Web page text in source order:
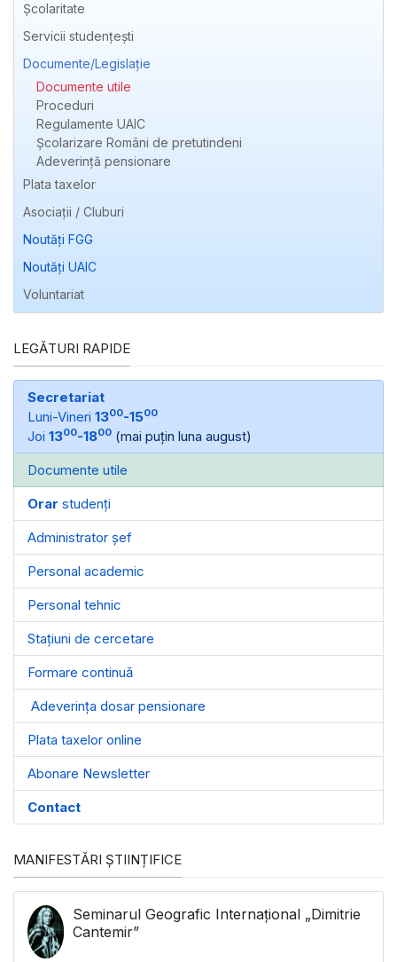
Școlaritate
Servicii studențești
Documente/Legislație
Documente utile
Proceduri
Regulamente UAIC
Școlarizare Români de pretutindeni
Adeverință pensionare
Plata taxelor
Asociații / Cluburi
Noutăți FGG
Noutăți UAIC
Voluntariat
LEGĂTURI RAPIDE
Secretariat
Luni-Vineri 1300-1500
Joi 1300-1800 (mai puțin luna august)
Documente utile
Orar studenți
Administrator șef
Personal academic
Personal tehnic
Stațiuni de cercetare
Formare continuă
Adeverința dosar pensionare
Plata taxelor online
Abonare Newsletter
Contact
MANIFESTĂRI ȘTIINȚIFICE
Seminarul Geografic Internațional „Dimitrie
Cantemir”